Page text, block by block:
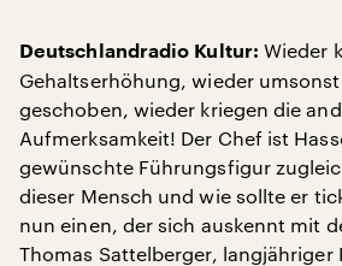
Deutschlandradio Kultur: Wieder
Gehaltserhöhung, wieder
geschoben, wieder kriegen die
Aufmerksamkeit! Der Chef ist
gewünschte Führungsfigur
dieser Mensch und wie sollte er
nun einen, der sich auskennt mit
Thomas Sattelberger, langjähriger